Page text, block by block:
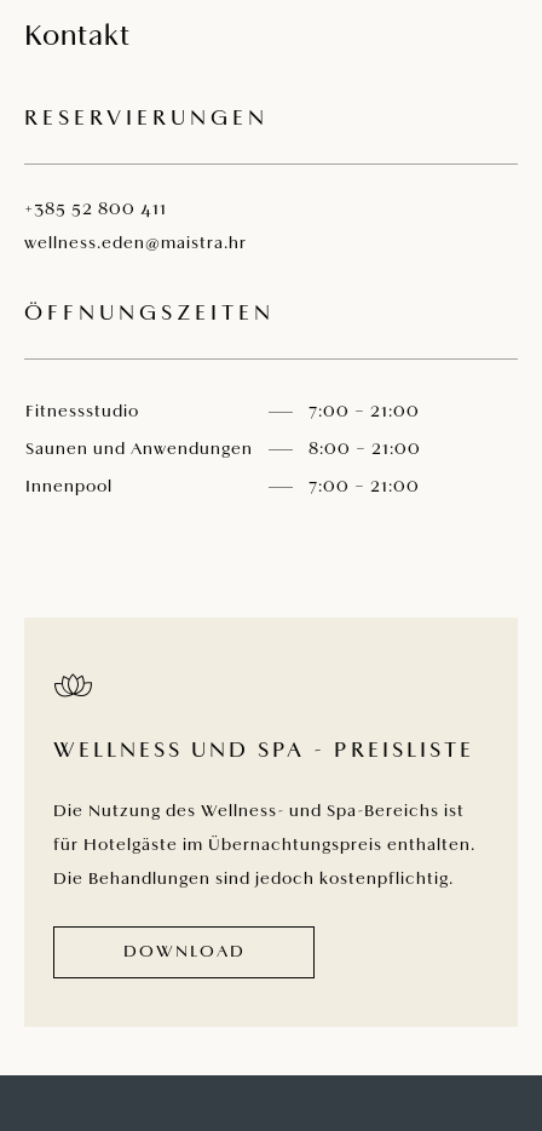
Kontakt
RESERVIERUNGEN
+385 52 800 411
wellness.eden@maistra.hr
ÖFFNUNGSZEITEN
Fitnessstudio 7:00 – 21:00
Saunen und Anwendungen 8:00 – 21:00
Innenpool 7:00 – 21:00
WELLNESS UND SPA - PREISLISTE
Die Nutzung des Wellness- und Spa-Bereichs ist
für Hotelgäste im Übernachtungspreis enthalten.
Die Behandlungen sind jedoch kostenpflichtig.
DOWNLOAD